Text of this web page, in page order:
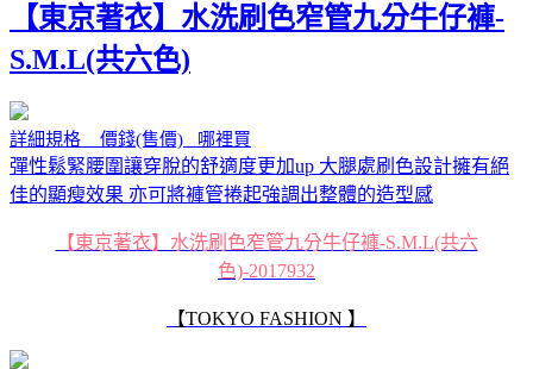
【東京著衣】水洗刷色窄管九分牛仔褲-
S.M.L(共六色)
詳細規格 價錢(售價) 哪裡買
彈性鬆緊腰圍讓穿脫的舒適度更加up 大腿處刷色設計擁有絕
佳的顯瘦效果 亦可將褲管捲起強調出整體的造型感
【東京著衣】水洗刷色窄管九分牛仔褲-S.M.L(共六
色)-2017932
【TOKYO FASHION 】